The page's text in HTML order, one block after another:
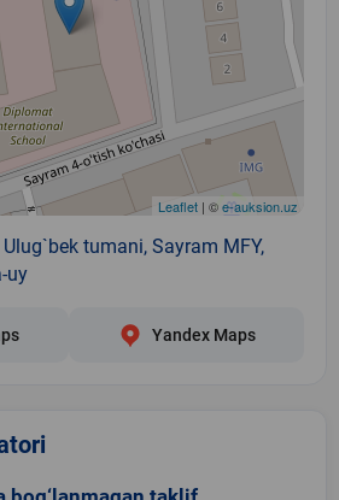
Leaflet | ©e-auksion.uz
tumani, Sayram MFY,
uy
Yandex Maps